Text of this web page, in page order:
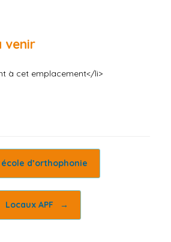
venir
à cet emplacement</li>
école d’orthophonie
Locaux APF →